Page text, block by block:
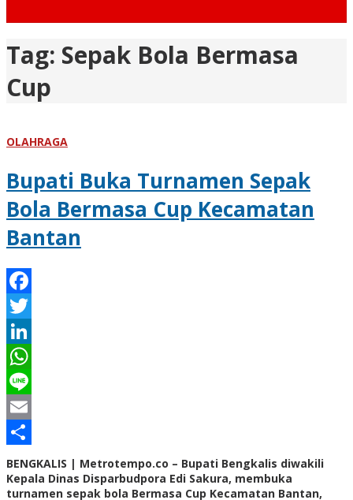
Tag: Sepak Bola Bermasa
Cup
OLAHRAGA
Bupati Buka Turnamen Sepak
Bola Bermasa Cup Kecamatan
Bantan
Facebook
Twitter
LinkedIn
WhatsApp
Line
Email
Share
BENGKALIS | Metrotempo.co – Bupati Bengkalis diwakili
Kepala Dinas Disparbudpora Edi Sakura, membuka
turnamen sepak bola Bermasa Cup Kecamatan Bantan,